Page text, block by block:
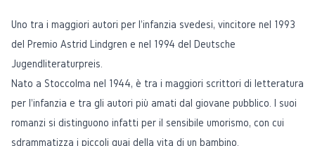
Uno tra i maggiori autori per l'infanzia svedesi, vincitore nel 1993
del Premio Astrid Lindgren e nel 1994 del Deutsche
Jugendliteraturpreis
Nato a Stoccolma nel 1944, è tra i maggiori scrittori di letteratura
per l'infanzia e tra gli autori più amati dal giovane pubblico. I suoi
romanzi si distinguono infatti per il sensibile umorismo, con cui
sdrammatizza i piccoli guai della vita di un bambino.